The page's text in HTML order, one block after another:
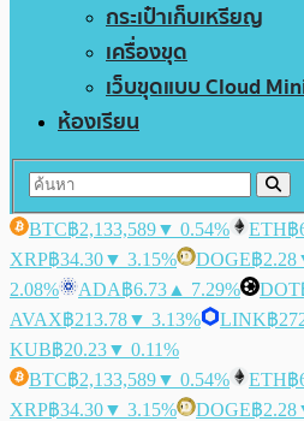
กระเป๋าเก็บเหรียญ
เครื่องขุด
เว็บขุดแบบ Cloud
ห้องเรียน
BTC฿2,133,589▼ 0.54% ETH฿
XRP฿34.30▼ 3.15% DOGE฿2.28
2.08%
ADA฿6.73 ▲ 7.29% DOT
AVAX฿213.78▼ 3.13% LINK฿
KUB฿20.23▼ 0.11%
BTC฿2,133,589▼ 0.54% ETH฿
XRP฿34.30▼ 3.15% DOGE฿2.28